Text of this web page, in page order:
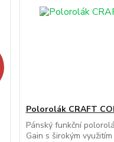
Polorolák CRAFT
Pánský funkční
Gain s širokým využitím